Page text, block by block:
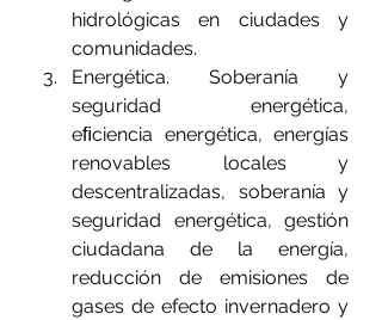
hidrológicas en ciudades y
comunidades.
Energética. Soberanía y
seguridad energética,
eﬁciencia energética, energías
renovables locales y
descentralizadas, soberanía y
seguridad energética, gestión
ciudadana de la energía,
reducción de emisiones de
gases de efecto invernadero y